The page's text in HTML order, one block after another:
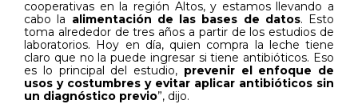
cooperativas en la región Altos, y estamos llevando a
cabo la alimentación de las bases de datos. Esto
toma alrededor de tres años a partir de los estudios de
laboratorios. Hoy en día, quien compra la leche tiene
claro que no la puede ingresar si tiene antibióticos. Eso
es lo principal del estudio, prevenir el enfoque de
usos y costumbres y evitar aplicar antibióticos sin
un diagnóstico previo”, dijo.